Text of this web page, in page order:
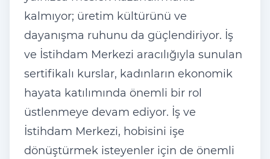
kalmıyor; üretim kültürünü ve
dayanışma ruhunu da güçlendiriyor. İş
ve İstihdam Merkezi aracılığıyla sunulan
sertifikalı kurslar, kadınların ekonomik
hayata katılımında önemli bir rol
üstlenmeye devam ediyor. İş ve
İstihdam Merkezi, hobisini işe
dönüştürmek isteyenler için de önemli